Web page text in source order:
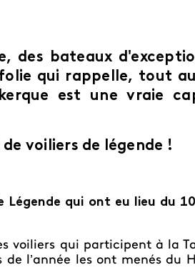
des bateaux
qui rappelle, tout
est une vraie
voiliers de légende !
Légende qui ont eu lieu du
voiliers qui participent à la
l’année les ont menés du